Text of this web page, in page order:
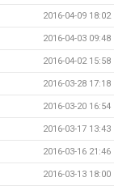
2016-04-09 18:02
2016-04-03 09:48
2016-04-02 15:58
2016-03-28 17:18
2016-03-20 16:54
2016-03-17 13:43
2016-03-16 21:46
2016-03-13 18:00